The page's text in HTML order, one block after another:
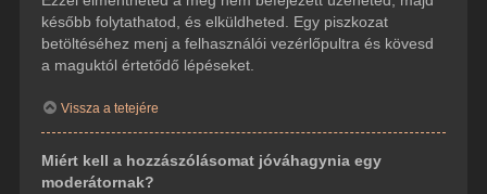
később folytathatod, és elküldheted. Egy piszkozat
betöltéséhez menj a felhasználói vezérlőpultra és kövesd
a maguktól értetődő lépéseket.
Vissza a tetejére
Miért kell a hozzászólásomat jóváhagynia egy
moderátornak?